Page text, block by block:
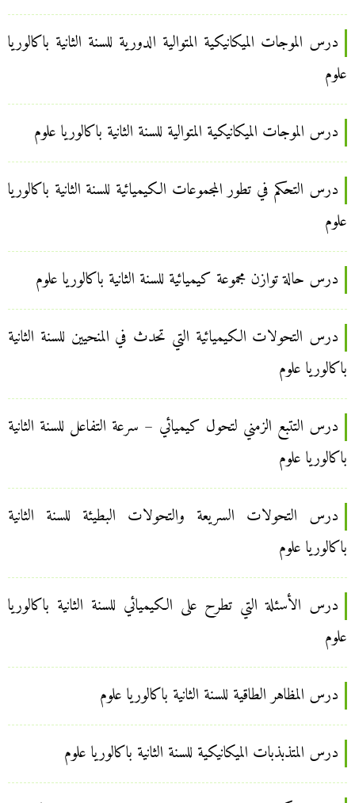
درس الموجات الميكانيكية المتوالية الدورية للسنة الثانية باكالوريا
علوم
درس الموجات الميكانيكية المتوالية للسنة الثانية باكالوريا علوم
درس التحكم في تطور المجموعات الكيميائية للسنة الثانية باكالوريا
علوم
درس حالة توازن مجموعة كيميائية للسنة الثانية باكالوريا علوم
درس التحولات الكيميائية التي تحدث في المنحيين للسنة الثانية
باكالوريا علوم
درس التتبع الزمني لتحول كيميائي – سرعة التفاعل للسنة الثانية
باكالوريا علوم
درس التحولات السريعة والتحولات البطيئة للسنة الثانية
باكالوريا علوم
درس الأسئلة التي تطرح على الكيميائي للسنة الثانية باكالوريا
علوم
درس المظاهر الطاقية للسنة الثانية باكالوريا علوم
درس المتذبذبات الميكانيكية للسنة الثانية باكالوريا علوم